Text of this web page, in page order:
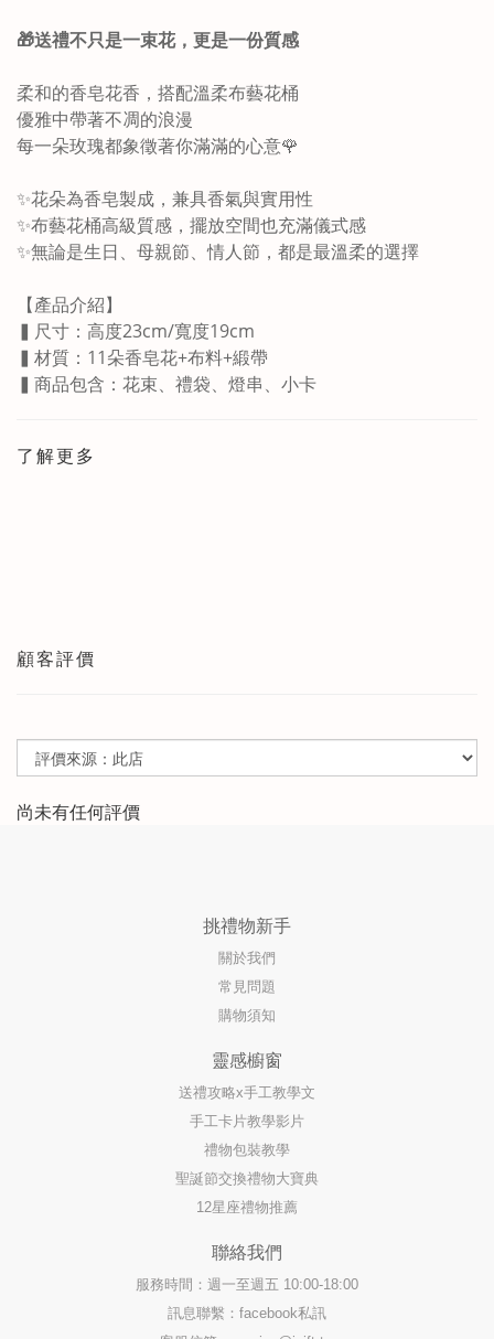
🎁送禮不只是一束花，更是一份質感
柔和的香皂花香，搭配溫柔布藝花桶
優雅中帶著不凋的浪漫
每一朵玫瑰都象徵著你滿滿的心意🌹
✨花朵為香皂製成，兼具香氣與實用性
✨布藝花桶高級質感，擺放空間也充滿儀式感
✨無論是生日、母親節、情人節，都是最溫柔的選擇
【產品介紹】
▍尺寸：高度23cm/寬度19cm
▍材質：11朵香皂花+布料+緞帶
▍商品包含：花束、禮袋、燈串、小卡
了解更多
顧客評價
尚未有任何評價
挑禮物新手
關於我們
常見問題
購物須知
靈感櫥窗
送禮攻略x手工教學文
手工卡片教學影片
禮物包裝教學
聖誕節交換禮物大寶典
12星座禮物推薦
聯絡我們
服務時間：週一至週五 10:00-18:00
訊息聯繫：facebook私訊